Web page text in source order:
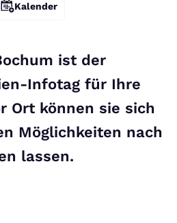
Kalender
ist der
Infotag für Ihre
Ort können sie sich
Möglichkeiten nach
lassen.